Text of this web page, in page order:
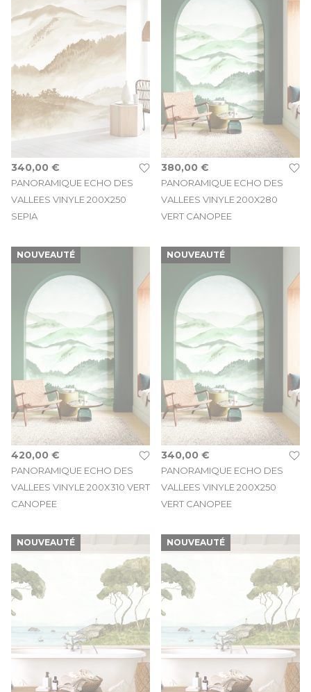
PANORAMIQUE ECHO DES
VALLEES VINYLE 200X250
SEPIA
340,00 €
PANORAMIQUE ECHO DES
VALLEES VINYLE 200X280
VERT CANOPEE
380,00 €
NOUVEAUTÉ
PANORAMIQUE ECHO DES
VALLEES VINYLE 200X310 VERT
CANOPEE
420,00 €
NOUVEAUTÉ
PANORAMIQUE ECHO DES
VALLEES VINYLE 200X250
VERT CANOPEE
340,00 €
NOUVEAUTÉ NOUVEAUTÉ